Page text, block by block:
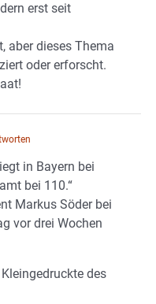
erst seit
aber dieses Thema
oder erforscht.
in Bayern bei
bei 110.“
Markus Söder bei
vor drei Wochen
des